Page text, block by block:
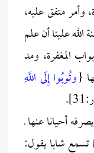
وأمر متفق عليه،
علينا أن علم
المغفرة، ومد
{وتُوبُوا إِلَى اللَّهِ
أحيانا عنها ـ
تسمع شابا يقول: